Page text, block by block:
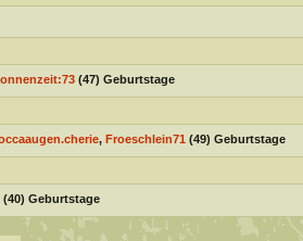
(47) Geburtstage
, Froeschlein71(49) Geburtstage
(40) Geburtstage